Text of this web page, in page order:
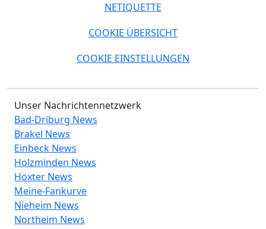
NETIQUETTE
COOKIE ÜBERSICHT
COOKIE EINSTELLUNGEN
Unser Nachrichtennetzwerk
Bad-Driburg News
Brakel News
Einbeck News
Holzminden News
Höxter News
Meine-Fankurve
Nieheim News
Northeim News